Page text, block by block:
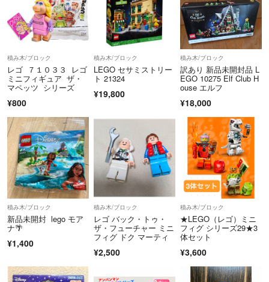
積み木/ブロック
レゴ ７１０３３ レゴ
ミニフィギュア ザ・
マペッツ シリーズ
¥800
積み木/ブロック
LEGO セサミストリー
ト 21324
¥19,800
積み木/ブロック
訳あり 新品未開封品 L
EGO 10275 Elf Club H
ouse エルフ
¥18,000
積み木/ブロック
新品未開封 lego モア
ナ🌴
¥1,400
積み木/ブロック
レゴ バック・トゥ・
ザ・フューチャー ミニ
フィグ ドク マーティ
¥2,500
積み木/ブロック
★LEGO（レゴ）ミニ
フィグ シリーズ29★3
体セット
¥3,600